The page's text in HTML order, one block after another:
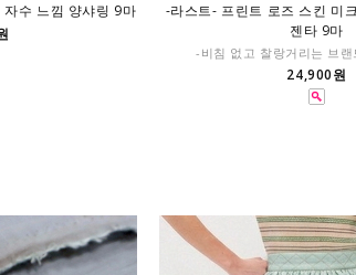
수 느낌 양샤링 9마
-라스트- 프린트 로즈 스킨 미
젠타 9마
-비침 없고 찰랑거리는 브랜
24,900원